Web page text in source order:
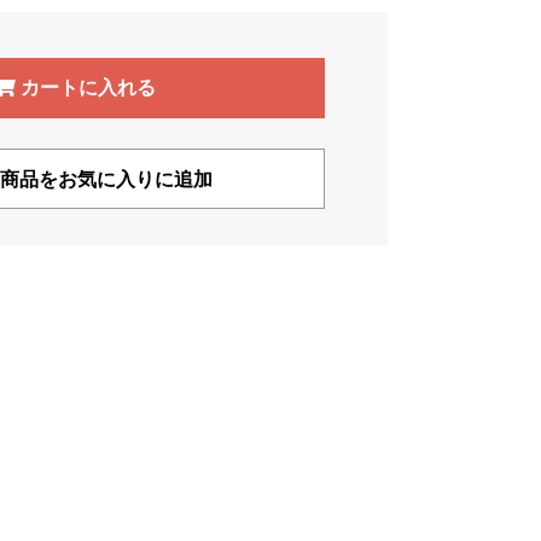
カートに入れる
品をお気に入りに追加